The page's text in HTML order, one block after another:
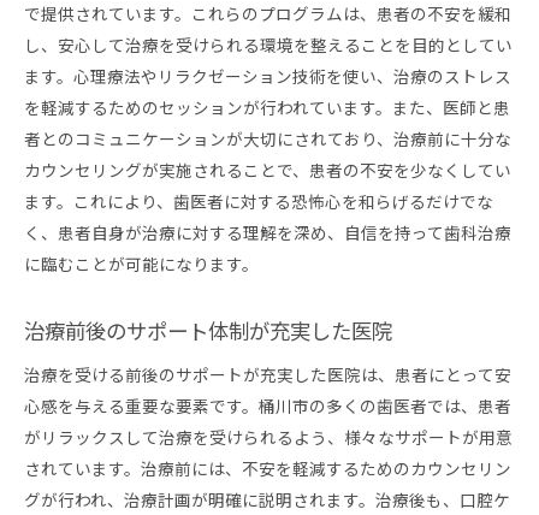
で提供されています。これらのプログラムは、患者の不安を緩和
し、安心して治療を受けられる環境を整えることを目的としてい
ます。心理療法やリラクゼーション技術を使い、治療のストレス
を軽減するためのセッションが行われています。また、医師と患
者とのコミュニケーションが大切にされており、治療前に十分な
カウンセリングが実施されることで、患者の不安を少なくしてい
ます。これにより、歯医者に対する恐怖心を和らげるだけでな
く、患者自身が治療に対する理解を深め、自信を持って歯科治療
に臨むことが可能になります。
治療前後のサポート体制が充実した医院
治療を受ける前後のサポートが充実した医院は、患者にとって安
心感を与える重要な要素です。桶川市の多くの歯医者では、患者
がリラックスして治療を受けられるよう、様々なサポートが用意
されています。治療前には、不安を軽減するためのカウンセリン
グが行われ、治療計画が明確に説明されます。治療後も、口腔ケ